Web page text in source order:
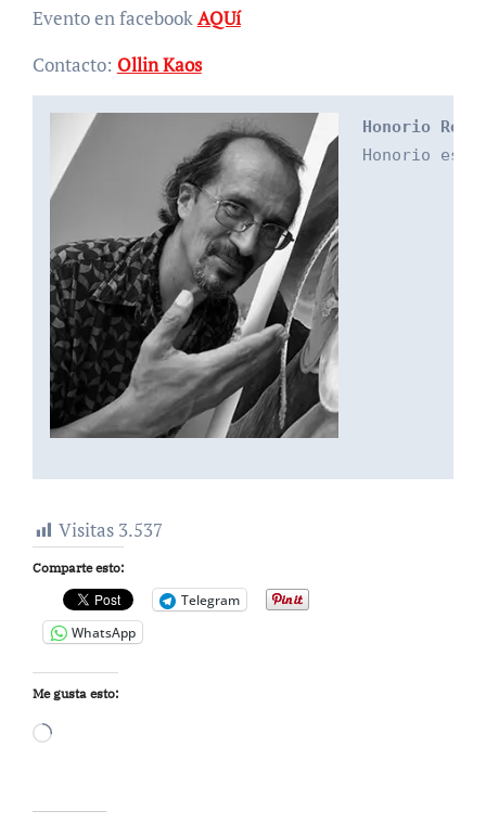
Evento en facebookAQUí
Contacto: Ollin Kaos
Honorio
Honorio es
Visitas 3.537
Comparte esto:
Telegram
WhatsApp
Me gusta esto:
Cargando...